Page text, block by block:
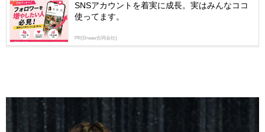
SNSアカウントを着実に成長。実はみんなココ
使ってます。
PR(Dreaw合同会社)